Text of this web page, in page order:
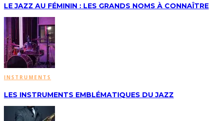
LE JAZZ AU FÉMININ : LES GRANDS NOMS À CONNAÎTRE
INSTRUMENTS
LES INSTRUMENTS EMBLÉMATIQUES DU JAZZ